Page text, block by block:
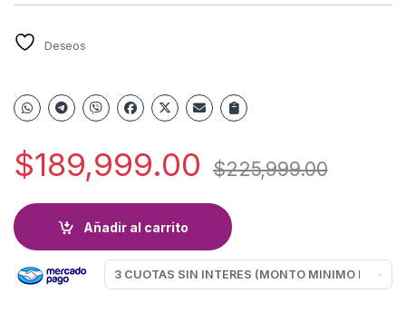
Deseos
$189,999.00 $225,999.00
Añadir al carrito